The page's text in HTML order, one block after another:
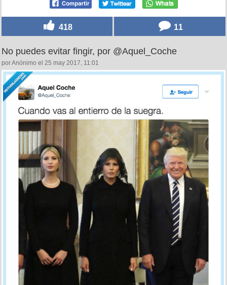
418 11
No puedes evitar fingir, por @Aquel_Coche
por Anónimo el 25 may 2017, 11:01